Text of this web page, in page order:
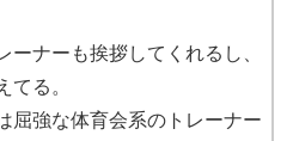
ーナーも挨拶してくれるし、
てる。
屈強な体育会系のトレーナー